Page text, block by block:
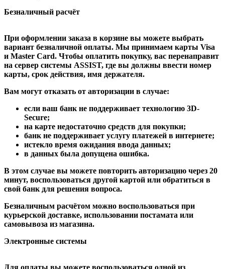
Безналичный расчёт
При оформлении заказа в корзине вы можете выбрать
вариант безналичной оплаты. Мы принимаем карты Visa
и Master Card. Чтобы оплатить покупку, вас перенаправит
на сервер системы ASSIST, где вы должны ввести номер
карты, срок действия, имя держателя.
Вам могут отказать от авторизации в случае:
если ваш банк не поддерживает технологию 3D-
Secure;
на карте недостаточно средств для покупки;
банк не поддерживает услугу платежей в интернете;
истекло время ожидания ввода данных;
в данных была допущена ошибка.
В этом случае вы можете повторить авторизацию через 20
минут, воспользоваться другой картой или обратиться в
свой банк для решения вопроса.
Безналичным расчётом можно воспользоваться при
курьерской доставке, использовании постамата или
самовывоза из магазина.
Электронные системы